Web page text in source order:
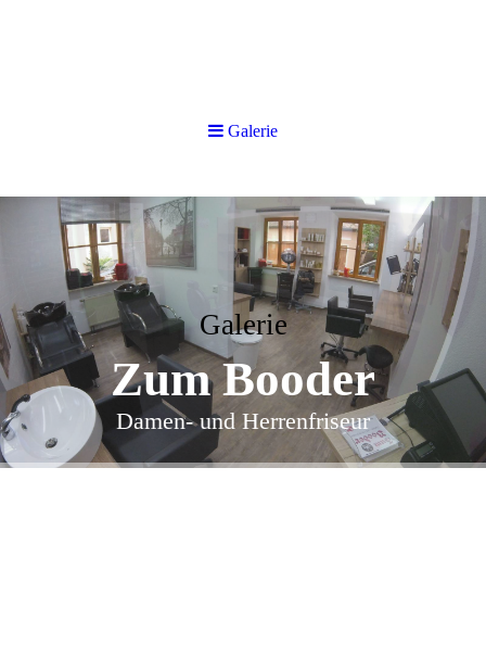
Galerie
Zum Booder
Damen- und Herrenfriseur
Galerie